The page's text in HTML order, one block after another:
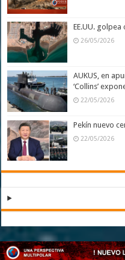
EE.UU.
26/05/2026
AUKUS, en
‘Collins’
22/05/2026
Pekín nuevo
22/05/2026